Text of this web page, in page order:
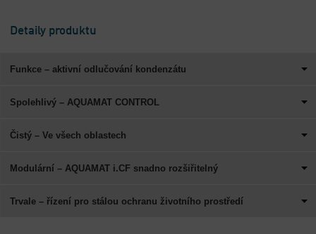
Detaily produktu
Funkce – aktivní odlučování kondenzátu
Spolehlivý – AQUAMAT CONTROL
Čistý – Ve všech oblastech
Modulární – AQUAMAT i.CF snadno rozšiřitelný
Trvale – řízení pro stálou ochranu životního prostředí